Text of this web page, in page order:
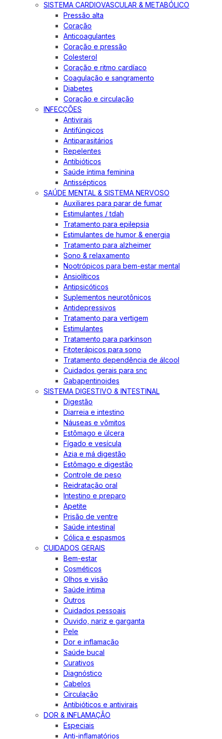
SISTEMA CARDIOVASCULAR & METABÓLICO
Pressão alta
Coração
Anticoagulantes
Coração e pressão
Colesterol
Coração e ritmo cardíaco
Coagulação e sangramento
Diabetes
Coração e circulação
INFECÇÕES
Antivirais
Antifúngicos
Antiparasitários
Repelentes
Antibióticos
Saúde íntima feminina
Antissépticos
SAÚDE MENTAL & SISTEMA NERVOSO
Auxiliares para parar de fumar
Estimulantes / tdah
Tratamento para epilepsia
Estimulantes de humor & energia
Tratamento para alzheimer
Sono & relaxamento
Nootrópicos para bem-estar mental
Ansiolíticos
Antipsicóticos
Suplementos neurotônicos
Antidepressivos
Tratamento para vertigem
Estimulantes
Tratamento para parkinson
Fitoterápicos para sono
Tratamento dependência de álcool
Cuidados gerais para snc
Gabapentinoides
SISTEMA DIGESTIVO & INTESTINAL
Digestão
Diarreia e intestino
Náuseas e vômitos
Estômago e úlcera
Fígado e vesícula
Azia e má digestão
Estômago e digestão
Controle de peso
Reidratação oral
Intestino e preparo
Apetite
Prisão de ventre
Saúde intestinal
Cólica e espasmos
CUIDADOS GERAIS
Bem-estar
Cosméticos
Olhos e visão
Saúde íntima
Outros
Cuidados pessoais
Ouvido, nariz e garganta
Pele
Dor e inflamação
Saúde bucal
Curativos
Diagnóstico
Cabelos
Circulação
Antibióticos e antivirais
DOR & INFLAMAÇÃO
Especiais
Anti-inflamatórios